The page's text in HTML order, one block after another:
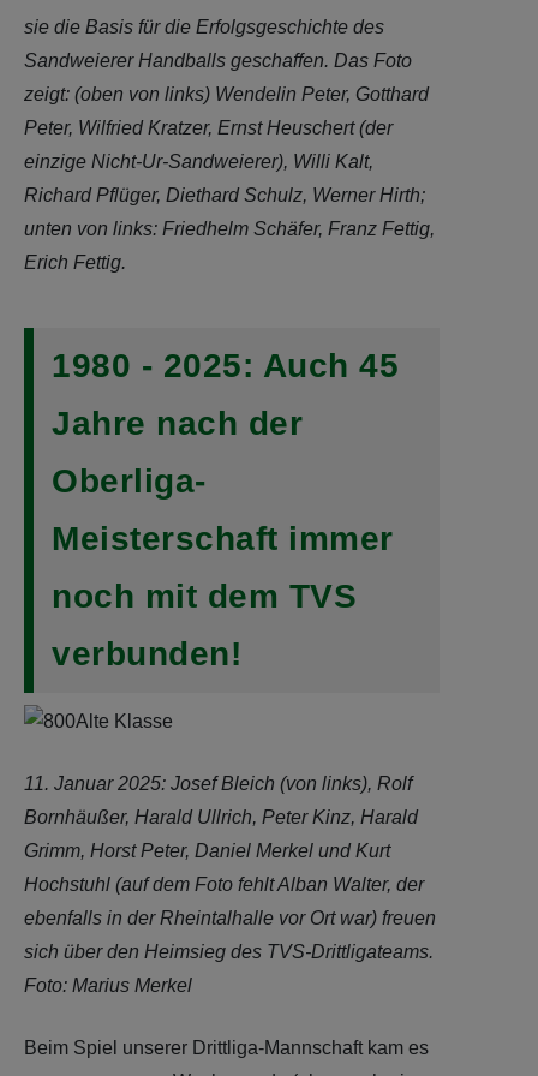
sie die Basis für die Erfolgsgeschichte des
Sandweierer Handballs geschaffen. Das Foto
zeigt: (oben von links) Wendelin Peter, Gotthard
Peter, Wilfried Kratzer, Ernst Heuschert (der
einzige Nicht-Ur-Sandweierer), Willi Kalt,
Richard Pflüger, Diethard Schulz, Werner Hirth;
unten von links: Friedhelm Schäfer, Franz Fettig,
Erich Fettig.
1980 - 2025: Auch 45
Jahre nach der
Oberliga-
Meisterschaft immer
noch mit dem TVS
verbunden!
11. Januar 2025: Josef Bleich (von links), Rolf
Bornhäußer, Harald Ullrich, Peter Kinz, Harald
Grimm, Horst Peter, Daniel Merkel und Kurt
Hochstuhl (auf dem Foto fehlt Alban Walter, der
ebenfalls in der Rheintalhalle vor Ort war) freuen
sich über den Heimsieg des TVS-Drittligateams.
Foto: Marius Merkel
Beim Spiel unserer Drittliga-Mannschaft kam es